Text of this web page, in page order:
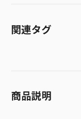
関連タグ
商品説明